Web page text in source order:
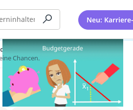
Neu:
Chancen.